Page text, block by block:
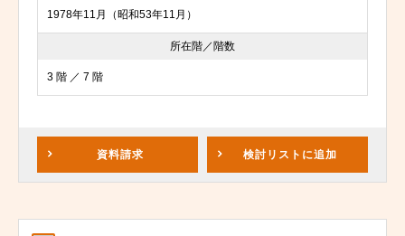
1978年11月（昭和53年11月）
所在階／階数
3 階 ／ 7 階
資料請求 検討リスト に追加